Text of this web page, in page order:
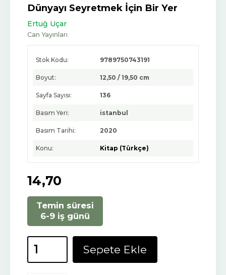
Dünyayı Seyretmek İçin Bir Yer
Ertuğ Uçar
Can Yayınları
Stok Kodu: 9789750743191
Boyut: 12,50 / 19,50 cm
Sayfa Sayısı: 136
Basım Yeri: istanbul
Basım Tarihi: 2020
Konu: Kitap (Türkçe)
14,70
Temin süresi
6-9 iş günü
Sepete Ekle